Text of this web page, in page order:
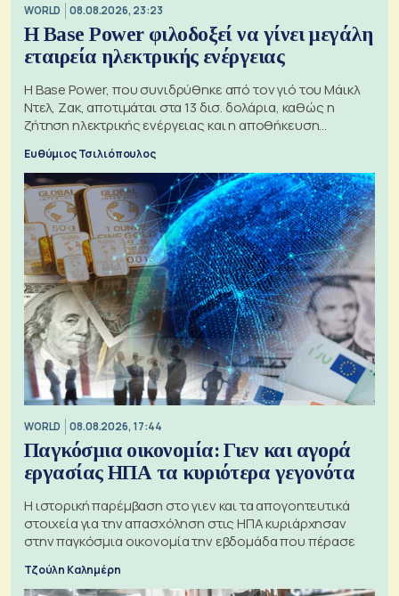
WORLD 08.08.2026, 23:23
Η Base Power φιλοδοξεί να γίνει μεγάλη
εταιρεία ηλεκτρικής ενέργειας
Η Base Power, που συνιδρύθηκε από τον γιό του Μάικλ
Ντελ, Ζακ, αποτιμάται στα 13 δισ. δολάρια, καθώς η
ζήτηση ηλεκτρικής ενέργειας και η αποθήκευση
Ευθύμιος Τσιλιόπουλος
WORLD 08.08.2026, 17:44
Παγκόσμια οικονομία: Γιεν και αγορά
εργασίας ΗΠΑ τα κυριότερα γεγονότα
Η ιστορική παρέμβαση στο γιεν και τα απογοητευτικά
στοιχεία για την απασχόληση στις ΗΠΑ κυριάρχησαν
στην παγκόσμια οικονομία την εβδομάδα που πέρασε
Τζούλη Καλημέρη